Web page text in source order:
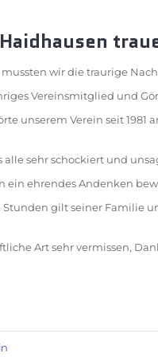
wir die traurige
Vereinsmitglied und
unserem Verein seit 1981
alle sehr schockiert und
ein ehrendes Andenken
gilt seiner Familie
Art sehr vermissen,